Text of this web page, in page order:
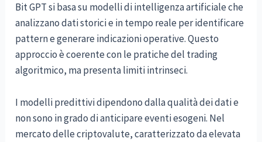
Bit GPT si basa su modelli di intelligenza artificiale che
analizzano dati storici e in tempo reale per identificare
pattern e generare indicazioni operative. Questo
approccio è coerente con le pratiche del trading
algoritmico, ma presenta limiti intrinseci.
I modelli predittivi dipendono dalla qualità dei dati e
non sono in grado di anticipare eventi esogeni. Nel
mercato delle criptovalute, caratterizzato da elevata